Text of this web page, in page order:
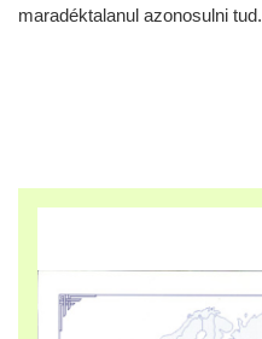
maradéktalanul azonosulni tud.